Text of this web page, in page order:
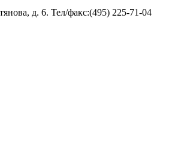
д. 6. Тел/факс:(495) 225-71-04